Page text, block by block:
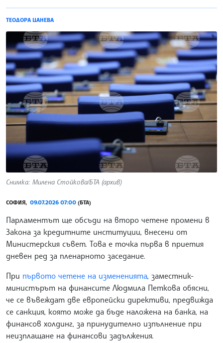
ТЕОДОРА ЦАНЕВА
Снимка: Милена Стойкова/БТА (архив)
СОФИЯ, 09.07.2026 07:00 (БТА)
Парламентът ще обсъди на второ четене промени в
Закона за кредитните институции, внесени от
Министерския съвет. Това е точка първа в приетия
дневен ред за пленарното заседание.
При първото четене на измененията, заместник-
министърът на финансите Людмила Петкова обясни,
че се въвеждат две европейски директиви, предвижда
се санкция, която може да бъде наложена на банка, на
финансов холдинг, за принудително изпълнение при
неизплащане на финансови задължения.